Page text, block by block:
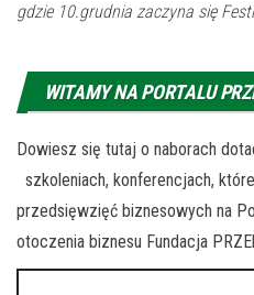
gdzie 10.grudnia zaczyna się
WITAMY NA PORTALU
Dowiesz się tutaj o naborach
szkoleniach, konferencjach,
przedsięwzięć biznesowych na
otoczenia biznesu Fundacja